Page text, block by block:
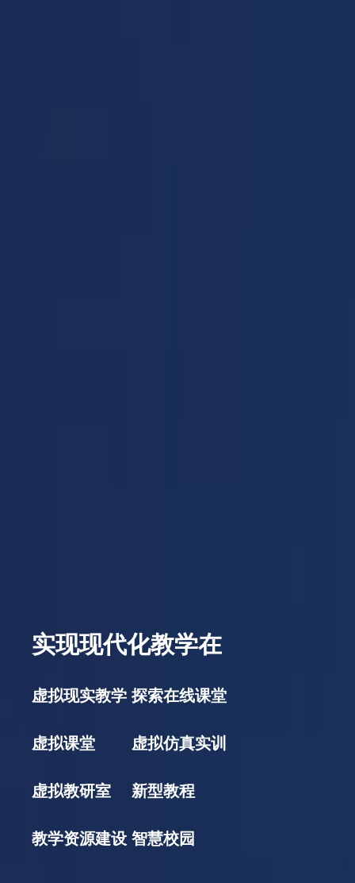
实现现代化教学在
虚拟现实教学 探索在线课堂
虚拟课堂 虚拟仿真实训
虚拟教研室 新型教程
教学资源建设 智慧校园